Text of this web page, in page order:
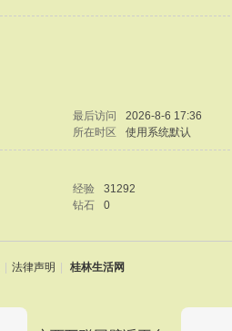
最后访问
2026-8-6 17:36
所在时区 使用系统默认
经验
31292
钻石 0
法律声明 桂林生活网